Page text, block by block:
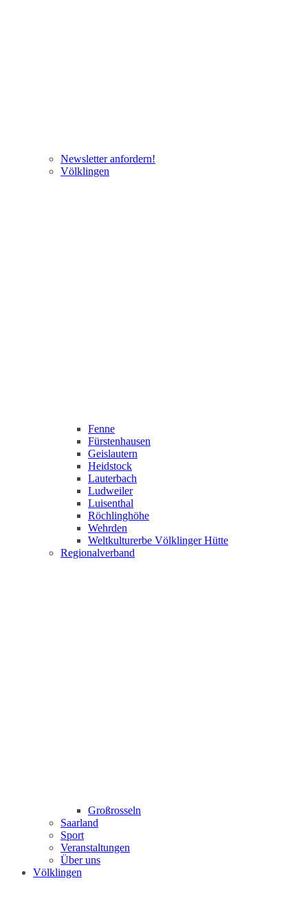
Newsletter anfordern!
Völklingen
Fenne
Fürstenhausen
Geislautern
Heidstock
Lauterbach
Ludweiler
Luisenthal
Röchlinghöhe
Wehrden
Weltkulturerbe Völklinger Hütte
Regionalverband
Großrosseln
Saarland
Sport
Veranstaltungen
Über uns
Völklingen